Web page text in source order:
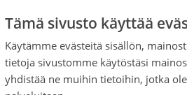
Tämä sivusto käyttää
Käytämme evästeitä sisällön,
tietoja sivustomme käytöstäsi
yhdistää ne muihin tietoihin, jotka